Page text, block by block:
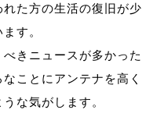
た方の生活の復旧が少
す。
きニュースが多かった
ことにアンテナを高く
な気がします。